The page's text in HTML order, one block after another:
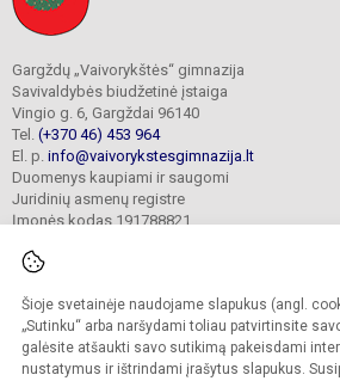
Šioje svetainėje naudojame slapukus (angl.
„Sutinku“ arba naršydami toliau patvirtinsite
galėsite atšaukti savo sutikimą pakeisdami
nustatymus ir ištrindami įrašytus slapukus.
Gargždų „Vaivorykštės“ gimnazija
Savivaldybės biudžetinė įstaiga
Vingio g. 6, Gargždai 96140
Tel. (+370 46) 453 964
El. p. info@vaivorykstesgimnazija.lt
Duomenys kaupiami ir saugomi
Juridinių asmenų registre
Įmonės kodas 191788821
© 2022. Gargždų „Vaivorykštės“ gimnazija.
Kopijuoti turinį be raštiško gimnazijos
Prieinamumo paraiška